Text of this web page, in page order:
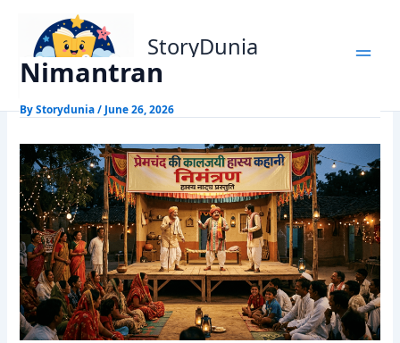
content
StoryDunia
Kids Stories
Home Munshi Premchand Stories
Nimantran
ByStorydunia/ June 26, 2026